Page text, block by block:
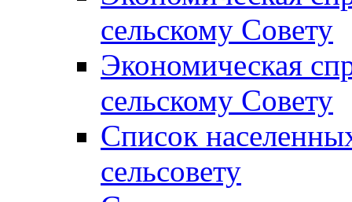
сельскому Совету
Экономическая
сельскому Совету
Список
сельсовету